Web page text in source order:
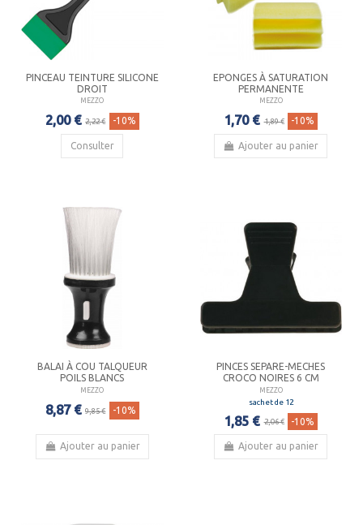
PINCEAU TEINTURE SILICONE
DROIT
MEZZO
2,00 € 2,22 € -10%
Consulter
EPONGES À SATURATION
PERMANENTE
MEZZO
1,70 € 1,89 € -10%
Ajouter au panier
BALAI À COU TALQUEUR
POILS BLANCS
MEZZO
8,87 € 9,85 € -10%
Ajouter au panier
PINCES SEPARE-MECHES
CROCO NOIRES 6 CM
MEZZO
sachet de 12
1,85 € 2,06 € -10%
Ajouter au panier